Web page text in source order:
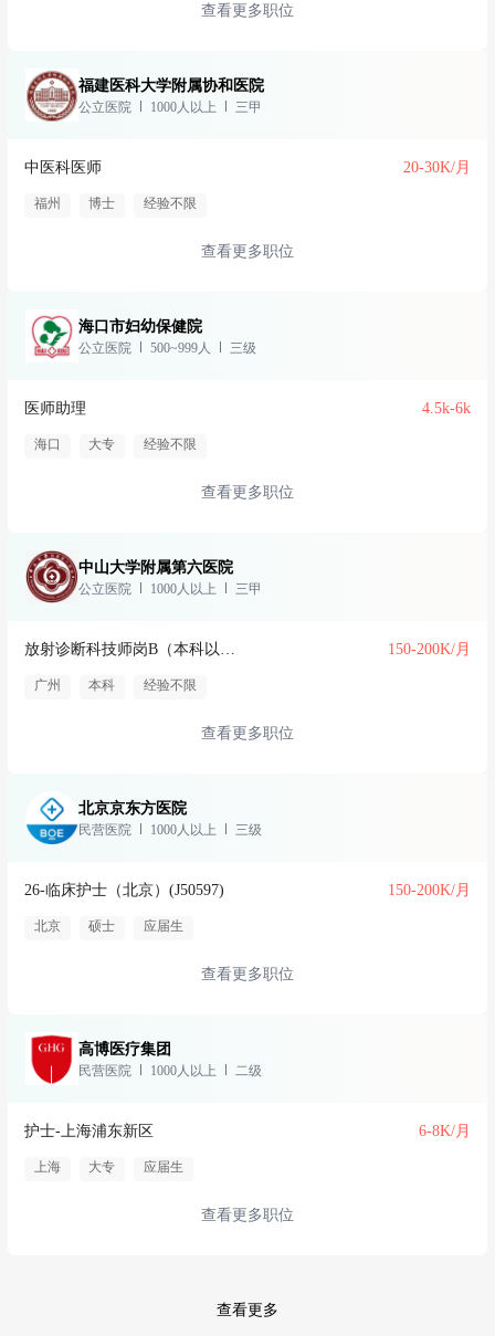
查看更多职位
福建医科大学附属协和医院
公立医院 1000人以上 三甲
中医科医师 20-30K/月
福州 博士 经验不限
查看更多职位
海口市妇幼保健院
公立医院 500~999人 三级
医师助理 4.5k-6k
海口 大专 经验不限
查看更多职位
中山大学附属第六医院
公立医院 1000人以上 三甲
放射诊断科技师岗B（本科以上） 150-200K/月
广州 本科 经验不限
查看更多职位
北京京东方医院
民营医院 1000人以上 三级
26-临床护士（北京）(J50597) 150-200K/月
北京 硕士 应届生
查看更多职位
高博医疗集团
民营医院 1000人以上 二级
护士-上海浦东新区 6-8K/月
上海 大专 应届生
查看更多职位
查看更多